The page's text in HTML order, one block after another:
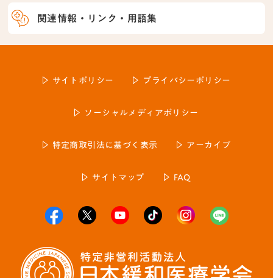
関連情報・リンク・用語集
サイトポリシー プライバシーポリシー
ソーシャルメディアポリシー
特定商取引法に基づく表示 アーカイブ
サイトマップ FAQ